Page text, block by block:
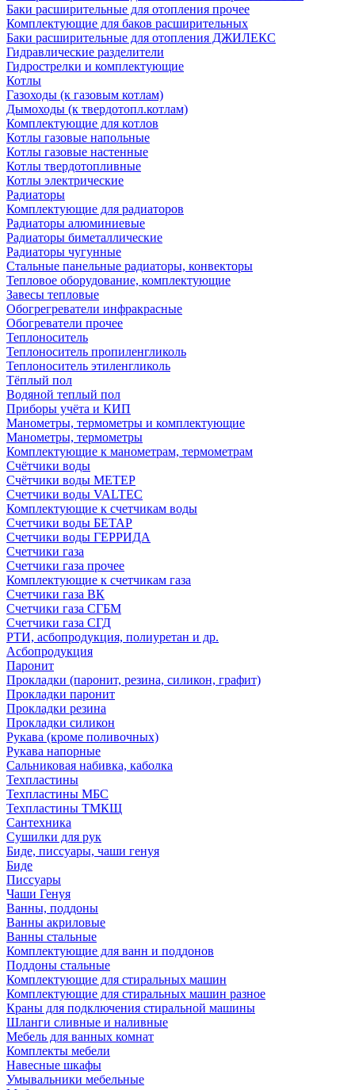
Баки расширительные для отопления прочее
Комплектующие для баков расширительных
Баки расширительные для отопления ДЖИЛЕКС
Гидравлические разделители
Гидрострелки и комплектующие
Котлы
Газоходы (к газовым котлам)
Дымоходы (к твердотопл.котлам)
Комплектующие для котлов
Котлы газовые напольные
Котлы газовые настенные
Котлы твердотопливные
Котлы электрические
Радиаторы
Комплектующие для радиаторов
Радиаторы алюминиевые
Радиаторы биметаллические
Радиаторы чугунные
Стальные панельные радиаторы, конвекторы
Тепловое оборудование, комплектующие
Завесы тепловые
Обогрегреватели инфракрасные
Обогреватели прочее
Теплоноситель
Теплоноситель пропиленгликоль
Теплоноситель этиленгликоль
Тёплый пол
Водяной теплый пол
Приборы учёта и КИП
Манометры, термометры и комплектующие
Манометры, термометры
Комплектующие к манометрам, термометрам
Счётчики воды
Счётчики воды МЕТЕР
Счетчики воды VALTEC
Комплектующие к счетчикам воды
Счетчики воды БЕТАР
Счетчики воды ГЕРРИДА
Счетчики газа
Счетчики газа прочее
Комплектующие к счетчикам газа
Счетчики газа ВК
Счетчики газа СГБМ
Счетчики газа СГД
РТИ, асбопродукция, полиуретан и др.
Асбопродукция
Паронит
Прокладки (паронит, резина, силикон, графит)
Прокладки паронит
Прокладки резина
Прокладки силикон
Рукава (кроме поливочных)
Рукава напорные
Сальниковая набивка, каболка
Техпластины
Техпластины МБС
Техпластины ТМКЩ
Сантехника
Сушилки для рук
Биде, писсуары, чаши генуя
Биде
Писсуары
Чаши Генуя
Ванны, поддоны
Ванны акриловые
Ванны стальные
Комплектующие для ванн и поддонов
Поддоны стальные
Комплектующие для стиральных машин
Комплектующие для стиральных машин разное
Краны для подключения стиральной машины
Шланги сливные и наливные
Мебель для ванных комнат
Комплекты мебели
Навесные шкафы
Умывальники мебельные